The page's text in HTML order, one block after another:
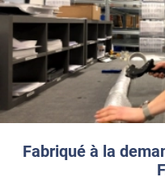
Fabriqué à la